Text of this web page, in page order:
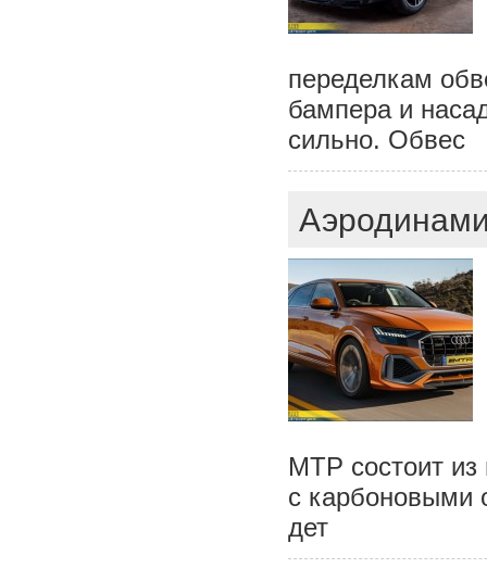
переделкам
бампера и
сильно. Обвес
МТР состоит из
с карбоновыми
дет